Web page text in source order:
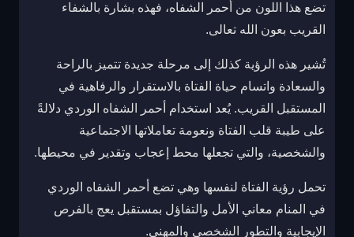
تضع هذا اللون من أحمر الشفاه، فهذه بشارة بالشفاء
القريب بعون الله تعالى.
تُشير هذه الرؤية كذلك إلى مرحلة جديدة تتميز بالراحة
والسعادة واتسام حياة الفتاة بالاستقرار والرفاهية في
المستقبل القريب. يُعد استخدام أحمر الشفاه الوردي دلالةً
على طيبة قلب الفتاة ونعومة تعاملاتها الاجتماعية
والشخصية، والتي تجعلها محط إعجاب وتقدير في محيطها.
تحمل رؤية الفتاة لنفسها وهي تضع أحمر الشفاه الوردي
في المنام معاني الأمل والتفاؤل بمستقبل يعج بالفرص
الإيجابية والتطور الشخصي والمهني.